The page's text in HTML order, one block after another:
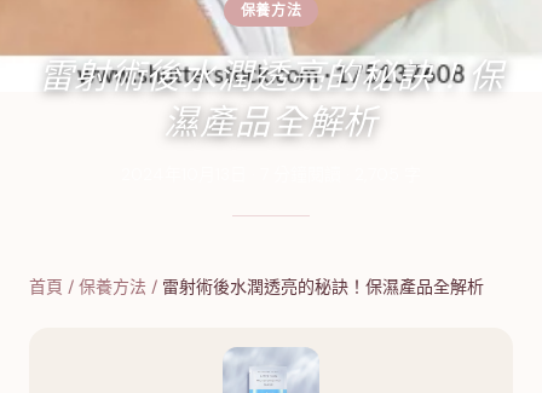
保養方法
雷射術後水潤透亮的秘訣！保
濕產品全解析
首頁 / 保養方法 / 雷射術後水潤透亮的秘訣！保濕產品全解析